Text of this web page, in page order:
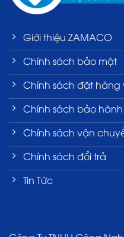
Giới thiệu ZAMACO
Chính sách bảo mật
Chính sách đặt
Chính sách bảo hành
Chính sách vận
Chính sách đổi trả
Tin Tức